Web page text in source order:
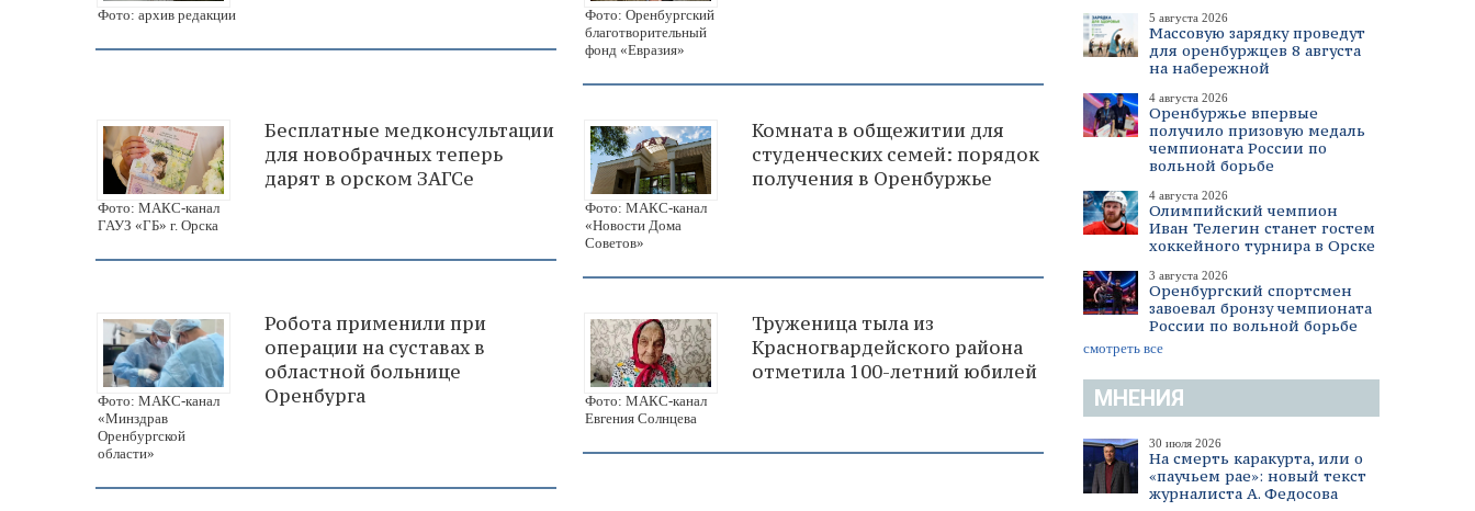
5 августа 2026
Массовую зарядку проведут
для оренбуржцев 8 августа
на набережной
4 августа 2026
Оренбуржье впервые
получило призовую медаль
чемпионата России по
вольной борьбе
4 августа 2026
Олимпийский чемпион
Иван Телегин станет гостем
хоккейного турнира в Орске
3 августа 2026
Оренбургский спортсмен
завоевал бронзу чемпионата
России по вольной борьбе
смотреть все
МНЕНИЯ
30 июля 2026
На смерть каракурта, или о
«паучьем рае»: новый текст
журналиста А. Федосова
Фото: архив редакции
Фото: Оренбургский
благотворительный
фонд «Евразия»
Фото: МАКС-канал
ГАУЗ «ГБ» г. Орска
Бесплатные медконсультации
для новобрачных теперь
дарят в орском ЗАГСе
Фото: МАКС-канал
«Новости Дома
Советов»
Комната в общежитии для
студенческих семей: порядок
получения в Оренбуржье
Фото: МАКС-канал
«Минздрав
Оренбургской
области»
Робота применили при
операции на суставах в
областной больнице
Оренбурга
Фото: МАКС-канал
Евгения Солнцева
Труженица тыла из
Красногвардейского района
отметила 100-летний юбилей